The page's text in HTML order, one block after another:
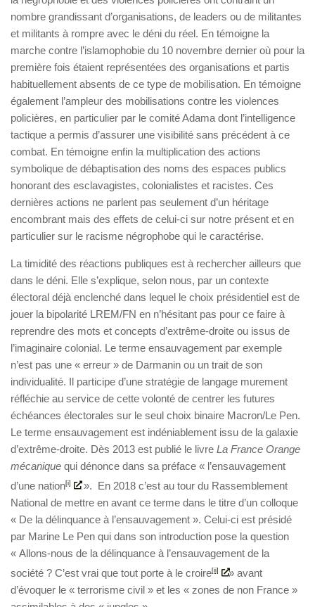
nombre grandissant d’organisations, de leaders ou de militantes
et militants à rompre avec le déni du réel. En témoigne la
marche contre l’islamophobie du 10 novembre dernier où pour la
première fois étaient représentées des organisations et partis
habituellement absents de ce type de mobilisation. En témoigne
également l’ampleur des mobilisations contre les violences
policières, en particulier par le comité Adama dont l’intelligence
tactique a permis d’assurer une visibilité sans précédent à ce
combat. En témoigne enfin la multiplication des actions
symbolique de débaptisation des noms des espaces publics
honorant des esclavagistes, colonialistes et racistes. Ces
dernières actions ne parlent pas seulement d’un héritage
encombrant mais des effets de celui-ci sur notre présent et en
particulier sur le racisme négrophobe qui le caractérise.
La timidité des réactions publiques est à rechercher ailleurs que
dans le déni. Elle s’explique, selon nous, par un contexte
électoral déjà enclenché dans lequel le choix présidentiel est de
jouer la bipolarité LREM/FN en n’hésitant pas pour ce faire à
reprendre des mots et concepts d’extrême-droite ou issus de
l’imaginaire colonial. Le terme ensauvagement par exemple
n’est pas une « erreur » de Darmanin ou un trait de son
individualité. Il participe d’une stratégie de langage murement
réfléchie au service de cette volonté de centrer les futures
échéances électorales sur le seul choix binaire Macron/Le Pen.
Le terme ensauvagement est indéniablement issu de la galaxie
d’extrême-droite. Dès 2013 est publié le livre La France Orange
mécanique qui dénonce dans sa préface « l’ensauvagement
d’une nation[i]
». En 2018 c’est au tour du Rassemblement
National de mettre en avant ce terme dans le titre d’un colloque
« De la délinquance à l’ensauvagement ». Celui-ci est présidé
par Marine Le Pen qui dans son introduction pose la question
« Allons-nous de la délinquance à l’ensauvagement de la
société ? C’est vrai que tout porte à le croire[ii]
» avant
d’évoquer le « terrorisme civil » et les « zones de non France »